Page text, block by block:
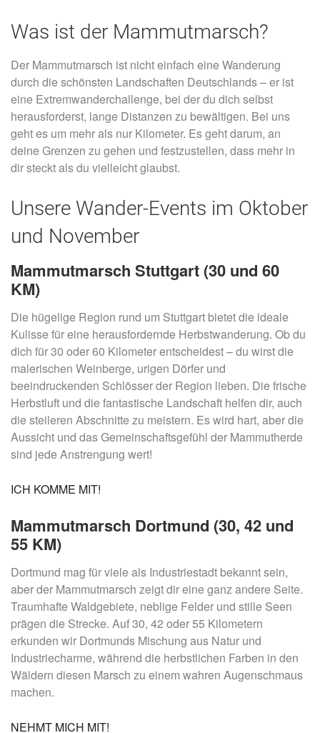
Was ist der Mammutmarsch?
Der Mammutmarsch ist nicht einfach eine Wanderung
durch die schönsten Landschaften Deutschlands – er ist
eine Extremwanderchallenge, bei der du dich selbst
herausforderst, lange Distanzen zu bewältigen. Bei uns
geht es um mehr als nur Kilometer. Es geht darum, an
deine Grenzen zu gehen und festzustellen, dass mehr in
dir steckt als du vielleicht glaubst.
Unsere Wander-Events im Oktober
und November
Mammutmarsch Stuttgart (30 und 60
KM)
Die hügelige Region rund um Stuttgart bietet die ideale
Kulisse für eine herausfordernde Herbstwanderung. Ob du
dich für 30 oder 60 Kilometer entscheidest – du wirst die
malerischen Weinberge, urigen Dörfer und
beeindruckenden Schlösser der Region lieben. Die frische
Herbstluft und die fantastische Landschaft helfen dir, auch
die steileren Abschnitte zu meistern. Es wird hart, aber die
Aussicht und das Gemeinschaftsgefühl der Mammutherde
sind jede Anstrengung wert!
ICH KOMME MIT!
Mammutmarsch Dortmund (30, 42 und
55 KM)
Dortmund mag für viele als Industriestadt bekannt sein,
aber der Mammutmarsch zeigt dir eine ganz andere Seite.
Traumhafte Waldgebiete, neblige Felder und stille Seen
prägen die Strecke. Auf 30, 42 oder 55 Kilometern
erkunden wir Dortmunds Mischung aus Natur und
Industriecharme, während die herbstlichen Farben in den
Wäldern diesen Marsch zu einem wahren Augenschmaus
machen.
NEHMT MICH MIT!